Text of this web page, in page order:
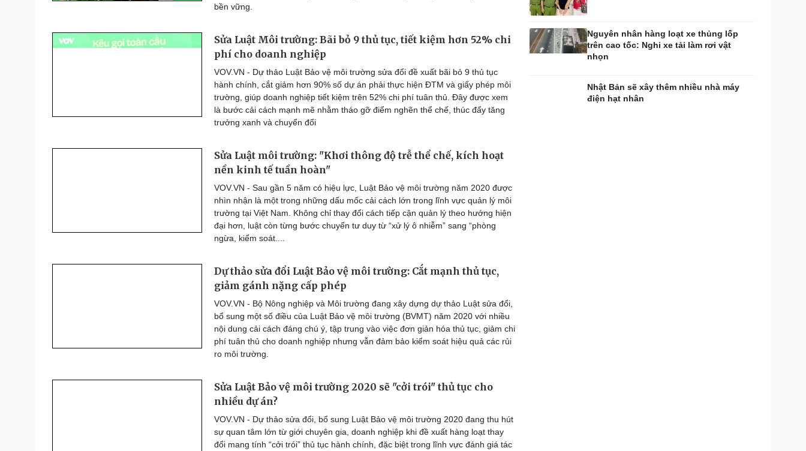
bền vững.
Sửa Luật Môi trường: Bãi bỏ 9 thủ tục, tiết kiệm hơn 52% chi
phí cho doanh nghiệp
VOV.VN - Dự thảo Luật Bảo vệ môi trường sửa đổi đề xuất bãi bỏ 9 thủ tục
hành chính, cắt giảm hơn 90% số dự án phải thực hiện ĐTM và giấy phép môi
trường, giúp doanh nghiệp tiết kiệm trên 52% chi phí tuân thủ. Đây được xem
là bước cải cách mạnh mẽ nhằm tháo gỡ điểm nghẽn thể chế, thúc đẩy tăng
trưởng xanh và chuyển đổi
Sửa Luật môi trường: "Khơi thông độ trễ thể chế, kích hoạt
nền kinh tế tuần hoàn"
VOV.VN - Sau gần 5 năm có hiệu lực, Luật Bảo vệ môi trường năm 2020 được
nhìn nhận là một trong những dấu mốc cải cách lớn trong lĩnh vực quản lý môi
trường tại Việt Nam. Không chỉ thay đổi cách tiếp cận quản lý theo hướng hiện
đại hơn, luật còn từng bước chuyển tư duy từ “xử lý ô nhiễm” sang “phòng
ngừa, kiểm soát....
Dự thảo sửa đổi Luật Bảo vệ môi trường: Cắt mạnh thủ tục,
giảm gánh nặng cấp phép
VOV.VN - Bộ Nông nghiệp và Môi trường đang xây dựng dự thảo Luật sửa đổi,
bổ sung một số điều của Luật Bảo vệ môi trường (BVMT) năm 2020 với nhiều
nội dung cải cách đáng chú ý, tập trung vào việc đơn giản hóa thủ tục, giảm chi
phí tuân thủ cho doanh nghiệp nhưng vẫn đảm bảo kiểm soát hiệu quả các rủi
ro môi trường.
Sửa Luật Bảo vệ môi trường 2020 sẽ "cởi trói" thủ tục cho
nhiều dự án?
VOV.VN - Dự thảo sửa đổi, bổ sung Luật Bảo vệ môi trường 2020 đang thu hút
sự quan tâm lớn từ giới chuyên gia, doanh nghiệp khi đề xuất hàng loạt thay
đổi mang tính “cởi trói” thủ tục hành chính, đặc biệt trong lĩnh vực đánh giá tác
Nguyên nhân hàng loạt xe thủng lốp
trên cao tốc: Nghi xe tải làm rơi vật
nhọn
Nhật Bản sẽ xây thêm nhiều nhà máy
điện hạt nhân